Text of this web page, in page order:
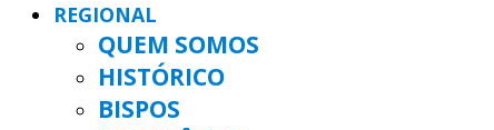
REGIONAL
QUEM SOMOS
HISTÓRICO
BISPOS